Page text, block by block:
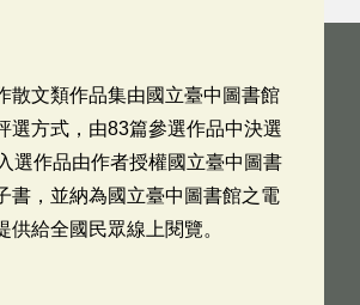
散文類作品集由國立臺中圖書館
選方式，由83篇參選作品中決選
選作品由作者授權國立臺中圖書
書，並納為國立臺中圖書館之電
供給全國民眾線上閱覽。